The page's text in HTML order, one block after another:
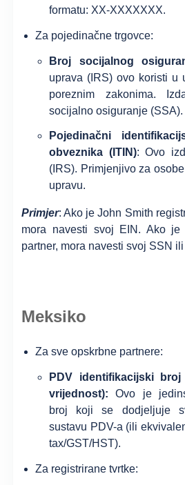
formatu: XX-XXXXXXX.
Za pojedinačne trgovce:
Broj socijalnog
uprava (IRS) ovo koristi u
poreznim zakonima.
socijalno osiguranje (SSA).
Pojedinačni
obveznika (ITIN): Ovo
(IRS). Primjenjivo za
upravu.
Primjer: Ako je John Smith
mora navesti svoj EIN. Ako je
partner, mora navesti svoj SSN ili
Meksiko
Za sve opskrbne partnere:
PDV identifikacijski
vrijednost):Ovo je
broj koji se dodjeljuje
sustavu PDV-a (ili
tax/GST/HST).
Za registrirane tvrtke: